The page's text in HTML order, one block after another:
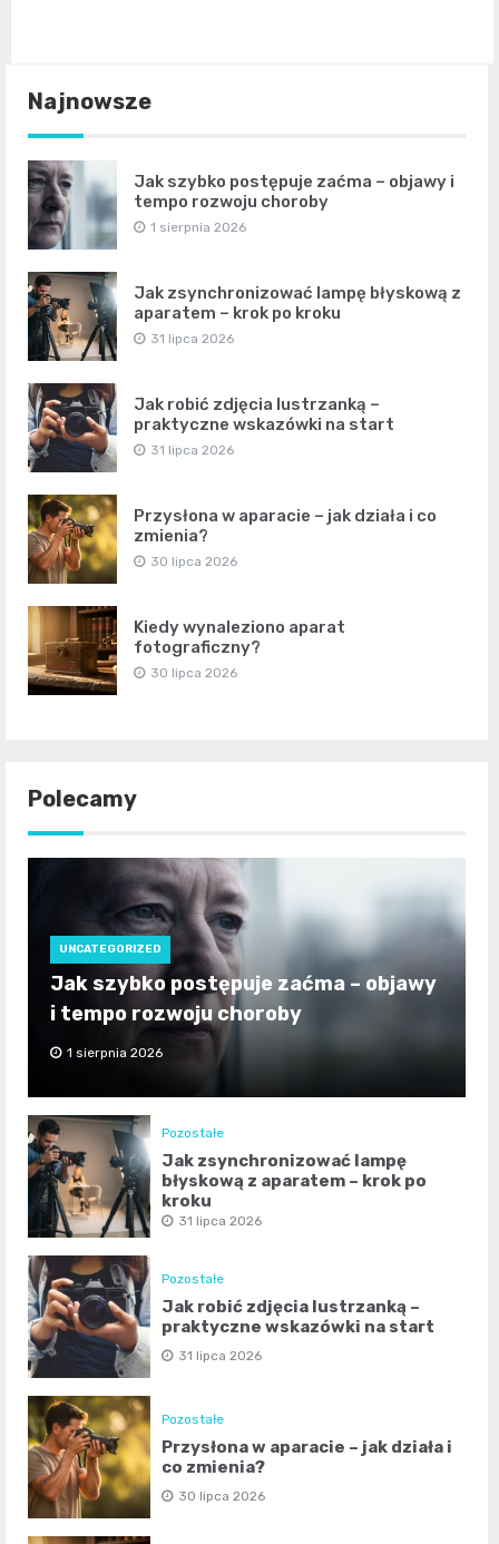
Najnowsze
Jak szybko postępuje zaćma – objawy i
tempo rozwoju choroby
1 sierpnia 2026
Jak zsynchronizować lampę błyskową z
aparatem – krok po kroku
31 lipca 2026
Jak robić zdjęcia lustrzanką –
praktyczne wskazówki na start
31 lipca 2026
Przysłona w aparacie – jak działa i co
zmienia?
30 lipca 2026
Kiedy wynaleziono aparat
fotograficzny?
30 lipca 2026
Polecamy
UNCATEGORIZED
Jak szybko postępuje zaćma – objawy
i tempo rozwoju choroby
1 sierpnia 2026
Pozostałe
Jak zsynchronizować lampę
błyskową z aparatem – krok po
kroku
31 lipca 2026
Pozostałe
Jak robić zdjęcia lustrzanką –
praktyczne wskazówki na start
31 lipca 2026
Pozostałe
Przysłona w aparacie – jak działa i
co zmienia?
30 lipca 2026